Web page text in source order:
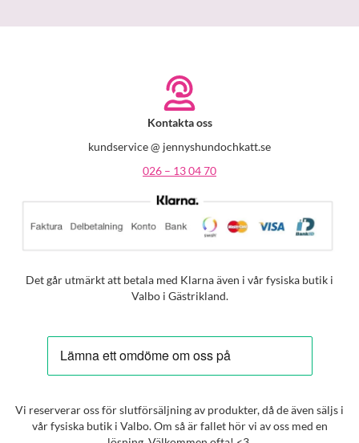
Kontakta oss
kundservice @ jennyshundochkatt.se
026 – 13 04 70
Det går utmärkt att betala med Klarna även i vår fysiska butik i
Valbo i Gästrikland.
Vi reserverar oss för slutförsäljning av produkter, då de även säljs i
vår fysiska butik i Valbo. Om så är fallet hör vi av oss med en